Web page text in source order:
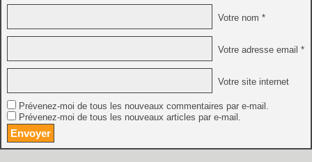
Votre nom *
Votre adresse email *
Votre site internet
Prévenez-moi de tous les nouveaux commentaires par e-mail.
Prévenez-moi de tous les nouveaux articles par e-mail.